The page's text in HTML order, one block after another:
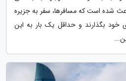
شده است که مسافرها، سفر به جزیره
خود بگذارند و حداقل یک بار به این